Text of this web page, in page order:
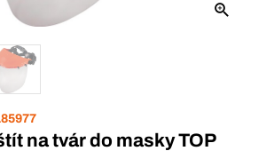
na tvár do masky TOP